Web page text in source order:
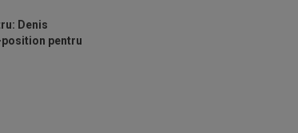
Denis
position pentru